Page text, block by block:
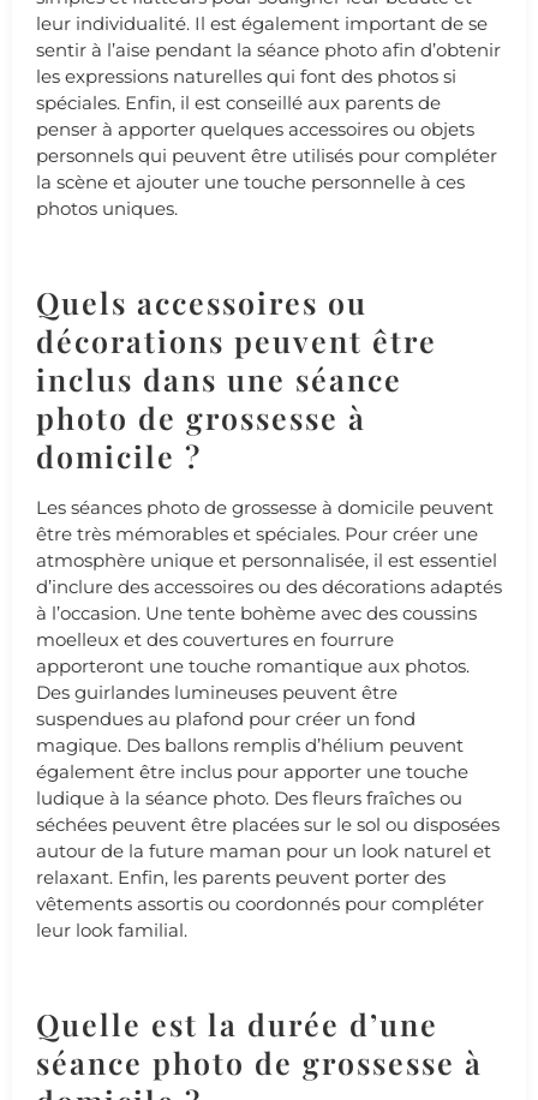
leur individualité. Il est également important de se
sentir à l’aise pendant la séance photo afin d’obtenir
les expressions naturelles qui font des photos si
spéciales. Enfin, il est conseillé aux parents de
penser à apporter quelques accessoires ou objets
personnels qui peuvent être utilisés pour compléter
la scène et ajouter une touche personnelle à ces
photos uniques.
Quels accessoires ou
décorations peuvent être
inclus dans une séance
photo de grossesse à
domicile ?
Les séances photo de grossesse à domicile peuvent
être très mémorables et spéciales. Pour créer une
atmosphère unique et personnalisée, il est essentiel
d’inclure des accessoires ou des décorations adaptés
à l’occasion. Une tente bohème avec des coussins
moelleux et des couvertures en fourrure
apporteront une touche romantique aux photos.
Des guirlandes lumineuses peuvent être
suspendues au plafond pour créer un fond
magique. Des ballons remplis d’hélium peuvent
également être inclus pour apporter une touche
ludique à la séance photo. Des fleurs fraîches ou
séchées peuvent être placées sur le sol ou disposées
autour de la future maman pour un look naturel et
relaxant. Enfin, les parents peuvent porter des
vêtements assortis ou coordonnés pour compléter
leur look familial.
Quelle est la durée d’une
séance photo de grossesse à